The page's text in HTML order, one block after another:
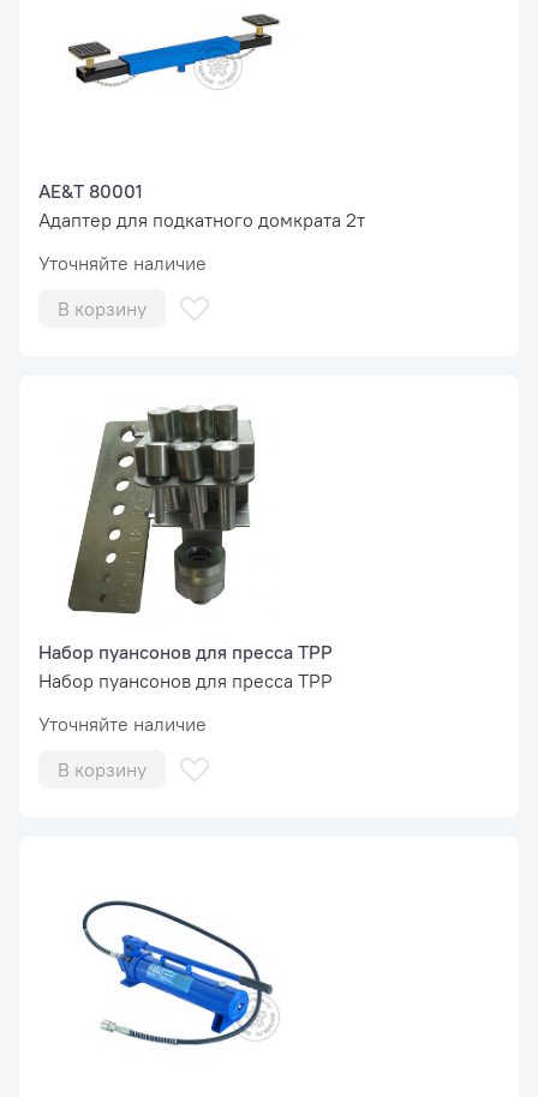
AE&T 80001
Адаптер для подкатного домкрата 2т
Уточняйте наличие
В корзину
Набор пуансонов для пресса TPP
Набор пуансонов для пресса TPP
Уточняйте наличие
В корзину